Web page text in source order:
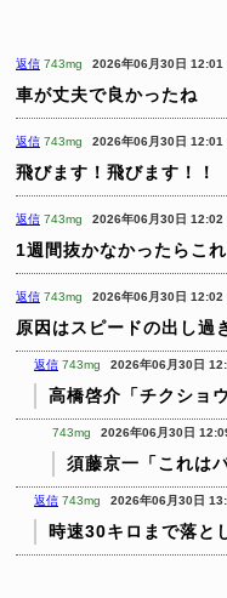
返信 743mg 2026年06月30日 12:01
車が丈夫で良かったね
返信 743mg 2026年06月30日 12:01
飛びます！飛びます！！
返信 743mg 2026年06月30日 12:02
1週間抜かなかったらこ
返信 743mg 2026年06月30日 12:02
原因はスピードの出し過
返信 743mg 2026年06月30日
高橋啓介「チクショ
743mg 2026年06月30日
須藤京一「これは
返信 743mg 2026年06月30日
時速30キロまで落と